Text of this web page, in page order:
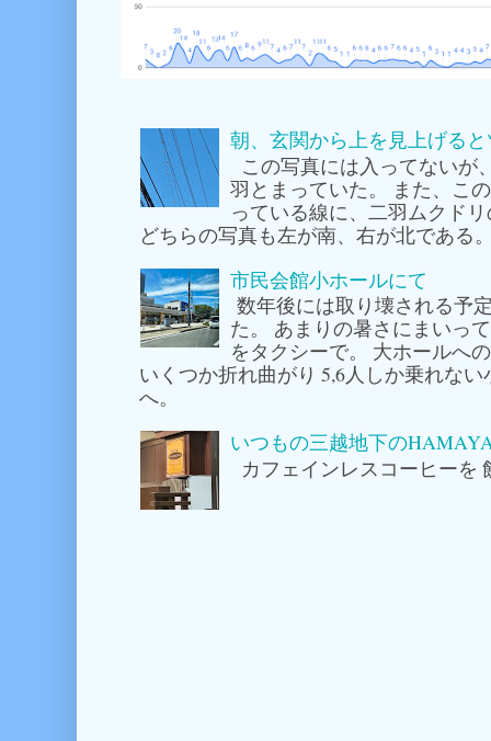
朝、玄関から上を見上げる
この写真には入ってないが
羽とまっていた。 また、こ
っている線に、二羽ムクド
どちらの写真も左が南、右が北である
市民会館小ホールにて
数年後には取り壊される予
た。 あまりの暑さにまいっ
をタクシーで。 大ホールへ
いくつか折れ曲がり 5,6人しか乗れな
へ。
いつもの三越地下の
カフェインレスコーヒーを